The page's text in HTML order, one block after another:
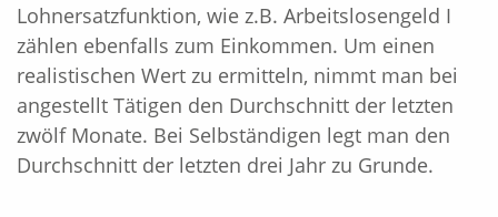
Lohnersatzfunktion, wie z.B. Arbeitslosengeld I
zählen ebenfalls zum Einkommen. Um einen
realistischen Wert zu ermitteln, nimmt man bei
angestellt Tätigen den Durchschnitt der letzten
zwölf Monate. Bei Selbständigen legt man den
Durchschnitt der letzten drei Jahr zu Grunde.